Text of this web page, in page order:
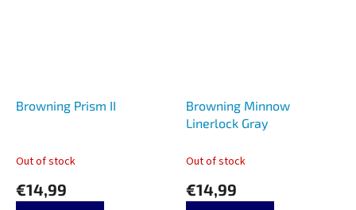
Browning Prism II
Out of stock
€14,99
Browning Minnow
Linerlock Gray
Out of stock
€14,99